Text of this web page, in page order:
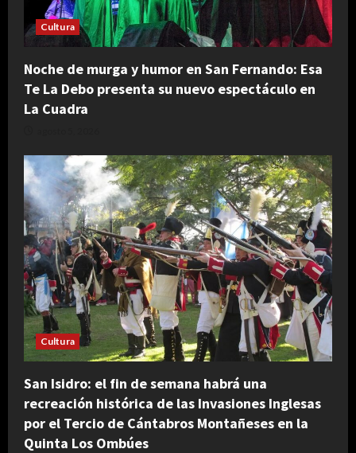
Cultura
Noche de murga y humor en San Fernando: Esa
Te La Debo presenta su nuevo espectáculo en
La Cuadra
Cultura
San Isidro: el fin de semana habrá una
recreación histórica de las Invasiones Inglesas
por el Tercio de Cántabros Montañeses en la
Quinta Los Ombúes